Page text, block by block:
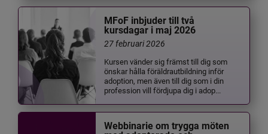
MFoF inbjuder till två
kursdagar i maj 2026
27 februari 2026
Kursen vänder sig främst till dig som
önskar hålla föräldrautbildning inför
adoption, men även till dig som i din
profession vill fördjupa dig i adop...
Webbinarie om trygga möten